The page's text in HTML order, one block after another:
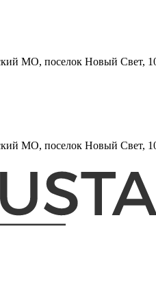
МО, поселок Новый Свет,
МО, поселок Новый Свет,